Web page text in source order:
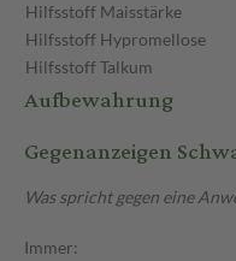
Hilfsstoff Maisstärke
Hilfsstoff Hypromellose
HilfsstoffTalkum
Aufbewahrung
Gegenanzeigen
Was spricht gegen eine
Immer: